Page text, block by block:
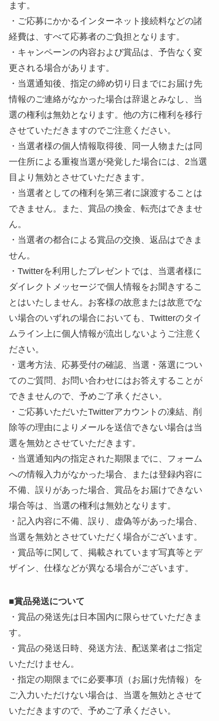
ます。
・ご応募にかかるインターネット接続料などの諸
経費は、すべて応募者のご負担となります。
・キャンペーンの内容および賞品は、予告なく変
更される場合があります。
・当選通知後、指定の締め切り日までにお届け先
情報のご連絡がなかった場合は辞退とみなし、当
選の権利は無効となります。他の方に権利を移行
させていただきますのでご注意ください。
・当選者様の個人情報取得後、同一人物または同
一住所による重複当選が発覚した場合には、2当選
目より無効とさせていただきます。
・当選者としての権利を第三者に譲渡することは
できません。また、賞品の換金、転売はできませ
ん。
・当選者の都合による賞品の交換、返品はできま
せん。
・Twitterを利用したプレゼントでは、当選者様に
ダイレクトメッセージで個人情報をお聞きするこ
とはいたしません。お客様の故意または故意でな
い場合のいずれの場合においても、Twitterのタイ
ムライン上に個人情報が流出しないようご注意く
ださい。
・選考方法、応募受付の確認、当選・落選につい
てのご質問、お問い合わせにはお答えすることが
できませんので、予めご了承ください。
・ご応募いただいたTwitterアカウントの凍結、削
除等の理由によりメールを送信できない場合は当
選を無効とさせていただきます。
・当選通知内の指定された期限までに、フォーム
への情報入力がなかった場合、または登録内容に
不備、誤りがあった場合、賞品をお届けできない
場合等は、当選の権利は無効となります。
・記入内容に不備、誤り、虚偽等があった場合、
当選を無効とさせていただく場合がございます。
・賞品等に関して、掲載されています写真等とデ
ザイン、仕様などが異なる場合がございます。
■賞品発送について
・賞品の発送先は日本国内に限らせていただきま
す。
・賞品の発送日時、発送方法、配送業者はご指定
いただけません。
・指定の期限までに必要事項（お届け先情報）を
ご入力いただけない場合は、当選を無効とさせて
いただきますので、予めご了承ください。